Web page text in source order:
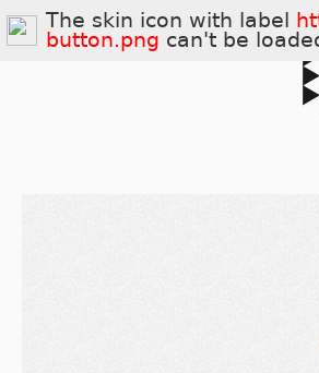
The skin icon with label
button.png can't be